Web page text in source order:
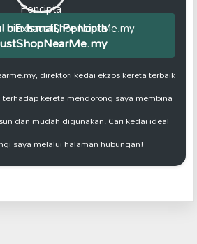
bin Ismail, Pencipta
direktori kedai ekzos kereta terbaik
kereta mendorong saya membina
dan mudah digunakan. Cari kedai ideal
saya melalui halaman hubungan!